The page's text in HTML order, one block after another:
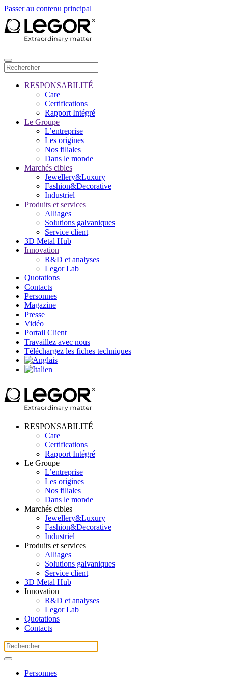
Passer au contenu principal
RESPONSABILITÉ
Care
Certifications
Rapport Intégré
Le Groupe
L’entreprise
Les origines
Nos filiales
Dans le monde
Marchés cibles
Jewellery&Luxury
Fashion&Decorative
Industriel
Produits et services
Alliages
Solutions galvaniques
Service client
3D Metal Hub
Innovation
R&D et analyses
Legor Lab
Quotations
Contacts
Personnes
Magazine
Presse
Vidéo
Portail Client
Travaillez avec nous
Téléchargez les fiches techniques
RESPONSABILITÉ
Care
Certifications
Rapport Intégré
Le Groupe
L’entreprise
Les origines
Nos filiales
Dans le monde
Marchés cibles
Jewellery&Luxury
Fashion&Decorative
Industriel
Produits et services
Alliages
Solutions galvaniques
Service client
3D Metal Hub
Innovation
R&D et analyses
Legor Lab
Quotations
Contacts
Personnes